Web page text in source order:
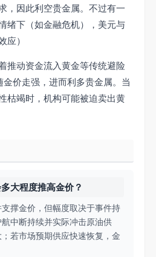
，因此利空贵金属。不过有一
下（如金融危机），美元与
应）
推动资金流入黄金等传统避险
价走强，进而利多贵金属。当
枯竭时，机构可能被迫卖出黄
大程度推高金价？
撑金价，但幅度取决于事件持
中断持续并实际冲击原油供
若市场预期供应快速恢复，金